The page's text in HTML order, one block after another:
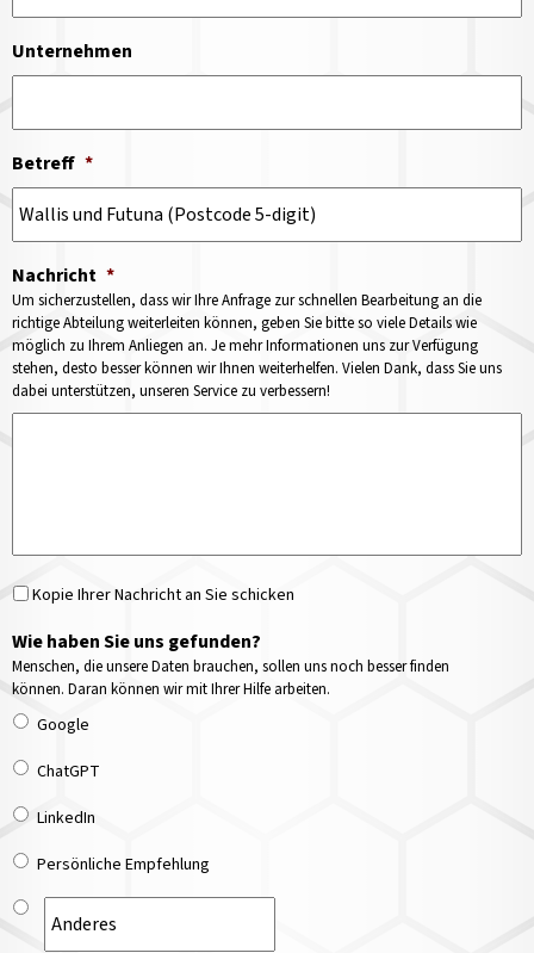
Unternehmen
Betreff *
Nachricht *
Um sicherzustellen, dass wir Ihre Anfrage zur schnellen Bearbeitung an die
richtige Abteilung weiterleiten können, geben Sie bitte so viele Details wie
möglich zu Ihrem Anliegen an. Je mehr Informationen uns zur Verfügung
stehen, desto besser können wir Ihnen weiterhelfen. Vielen Dank, dass Sie uns
dabei unterstützen, unseren Service zu verbessern!
Kopie Ihrer Nachricht an Sie schicken
Wie haben Sie uns gefunden?
Menschen, die unsere Daten brauchen, sollen uns noch besser finden
können. Daran können wir mit Ihrer Hilfe arbeiten.
Google
ChatGPT
LinkedIn
Persönliche Empfehlung